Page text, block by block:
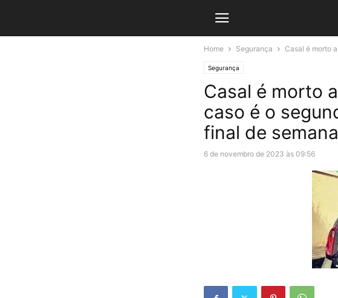
Home Segurança Casal é morto
Segurança
Casal é morto
caso é o
final de semana
6 de novembro de 2023 às 09:56